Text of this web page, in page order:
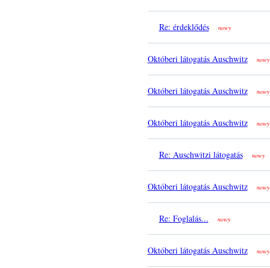
Re: érdeklődés nowy
Októberi látogatás Auschwitz nowy
Októberi látogatás Auschwitz nowy
Októberi látogatás Auschwitz nowy
Re: Auschwitzi látogatás nowy
Októberi látogatás Auschwitz nowy
Re: Foglalás... nowy
Októberi látogatás Auschwitz nowy